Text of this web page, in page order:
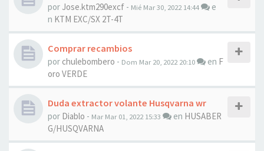
por Jose.ktm290excf - Mié Mar 30, 2022 14:44
e
n KTM EXC/SX 2T-4T
Comprar recambios
por chulebombero - Dom Mar 20, 2022 20:10 en F
oro VERDE
Duda extractor volante Husqvarna wr
por Diablo - Mar Mar 01, 2022 15:33 en HUSABER
G/HUSQVARNA